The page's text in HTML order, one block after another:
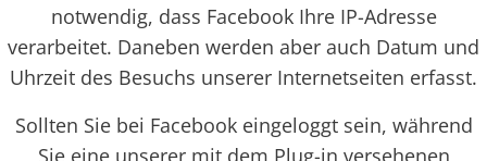
notwendig, dass Facebook Ihre IP-Adresse
verarbeitet. Daneben werden aber auch Datum und
Uhrzeit des Besuchs unserer Internetseiten erfasst.
Sollten Sie bei Facebook eingeloggt sein, während
Sie eine unserer mit dem Plug-in versehenen